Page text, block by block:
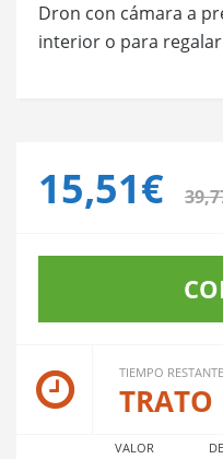
Dron con cámara a
interior o para
15,51€
TIEMPO
TRATO
VALOR